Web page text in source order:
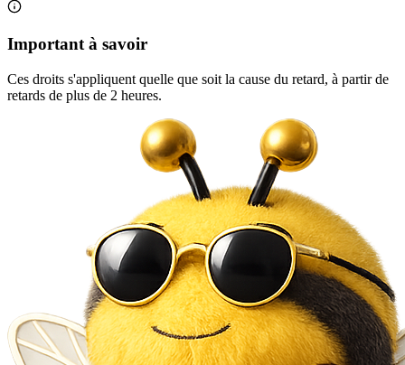
Important à savoir
Ces droits s'appliquent quelle que soit la cause du retard, à partir de
retards de plus de 2 heures.